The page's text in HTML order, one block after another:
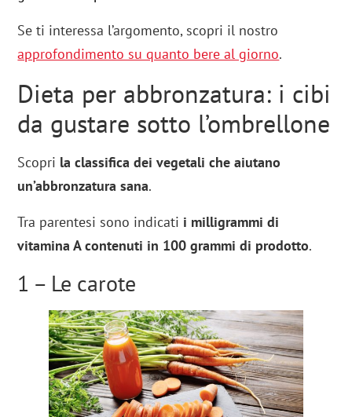
Se ti interessa l’argomento, scopri il nostro
approfondimento su quanto bere al giorno.
Dieta per abbronzatura: i cibi
da gustare sotto l’ombrellone
Scopri la classifica dei vegetali che aiutano
un’abbronzatura sana.
Tra parentesi sono indicati i milligrammi di
vitamina A contenuti in 100 grammi di prodotto.
1 – Le carote